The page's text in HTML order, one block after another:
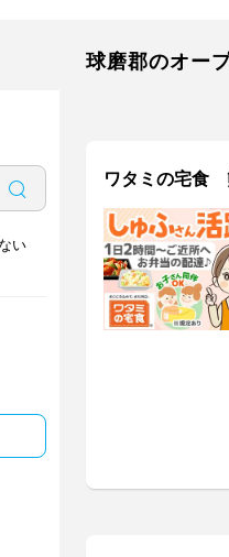
い
球磨郡のオー
ワタミの宅食